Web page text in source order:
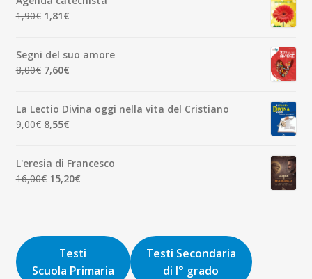
era:
7,00€.
è:
6,65€.
1,90€ Il
era:
1,90€.
1,81€Il
è:
1,81€.
Segni del suo amore
8,00€ Il
era:
8,00€.
7,60€Il
è:
7,60€.
La Lectio Divina oggi nella vita del Cristiano
9,00€ Il
era:
9,00€.
8,55€Il
è:
8,55€.
L'eresia di Francesco
16,00€ Il
16,00€.
15,20€Il
15,20€.
Testi
Scuola Primaria
Testi Secondaria
di I° grado